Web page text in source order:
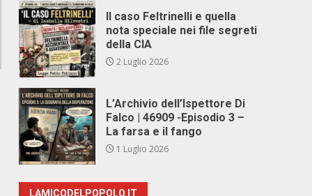
Il caso Feltrinelli e quella
nota speciale nei file segreti
della CIA
2 Luglio 2026
L’Archivio dell’Ispettore Di
Falco | 46909 -Episodio 3 –
La farsa e il fango
1 Luglio 2026
LAMICODELPOPOLO.IT